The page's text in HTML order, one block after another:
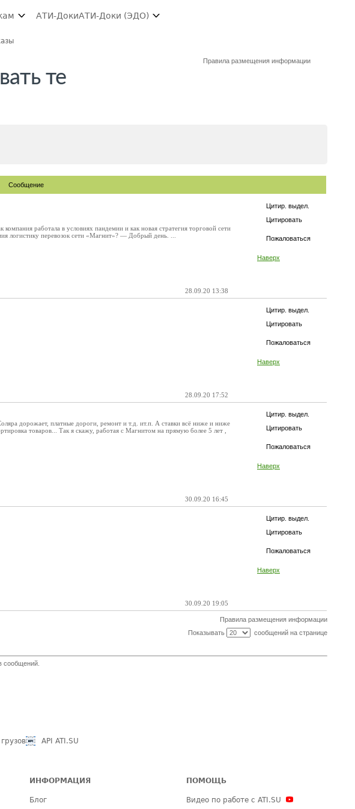
АТИ-ДокиАТИ-Доки (ЭДО)
Правила размещения информации
те
Сообщение
Цитир. выдел.
Цитировать
Пожаловаться
Наверх
работала в условиях пандемии и как новая стратегия торговой сети
логистику перевозок сети «Магнит»? — Добрый день. ...
28.09.20 13:38
Цитир. выдел.
Цитировать
Пожаловаться
Наверх
28.09.20 17:52
Цитир. выдел.
Цитировать
Пожаловаться
Наверх
дорожает, платные дороги, ремонт и т.д. ит.п. А ставки всё ниже и ниже
товаров... Так я скажу, работая с Магнитом на прямую более 5 лет ,
30.09.20 16:45
Цитир. выдел.
Цитировать
Пожаловаться
Наверх
30.09.20 19:05
Правила размещения информации
Показывать
сообщений на странице
сообщений.
API ATI.SU
ИНФОРМАЦИЯ
Блог
ПОМОЩЬ
Видео по работе с ATI.SU